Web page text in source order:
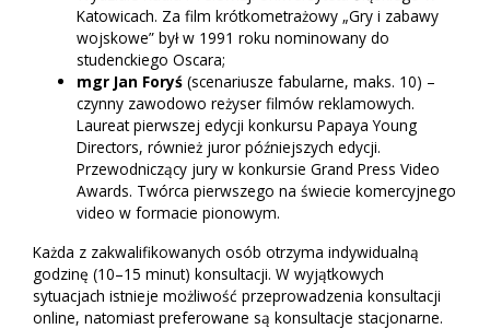
Katowicach. Za film krótkometrażowy „Gry i zabawy
wojskowe” był w 1991 roku nominowany do
studenckiego Oscara;
mgr Jan Foryś (scenariusze fabularne, maks. 10) –
czynny zawodowo reżyser filmów reklamowych.
Laureat pierwszej edycji konkursu Papaya Young
Directors, również juror późniejszych edycji.
Przewodniczący jury w konkursie Grand Press Video
Awards. Twórca pierwszego na świecie komercyjnego
video w formacie pionowym.
Każda z zakwalifikowanych osób otrzyma indywidualną
godzinę (10–15 minut) konsultacji. W wyjątkowych
sytuacjach istnieje możliwość przeprowadzenia konsultacji
online, natomiast preferowane są konsultacje stacjonarne.